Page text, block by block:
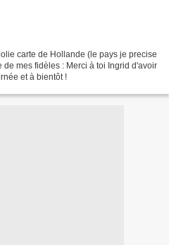
carte de Hollande (le pays je precise
de mes fidèles : Merci à toi Ingrid d'avoir
et à bientôt !